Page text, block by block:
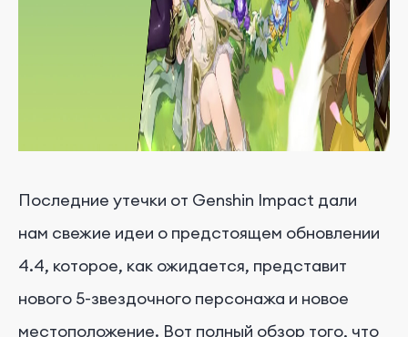
Последние утечки от Genshin Impact дали
нам свежие идеи о предстоящем обновлении
4.4, которое, как ожидается, представит
нового 5-звездочного персонажа и новое
местоположение. Вот полный обзор того, что